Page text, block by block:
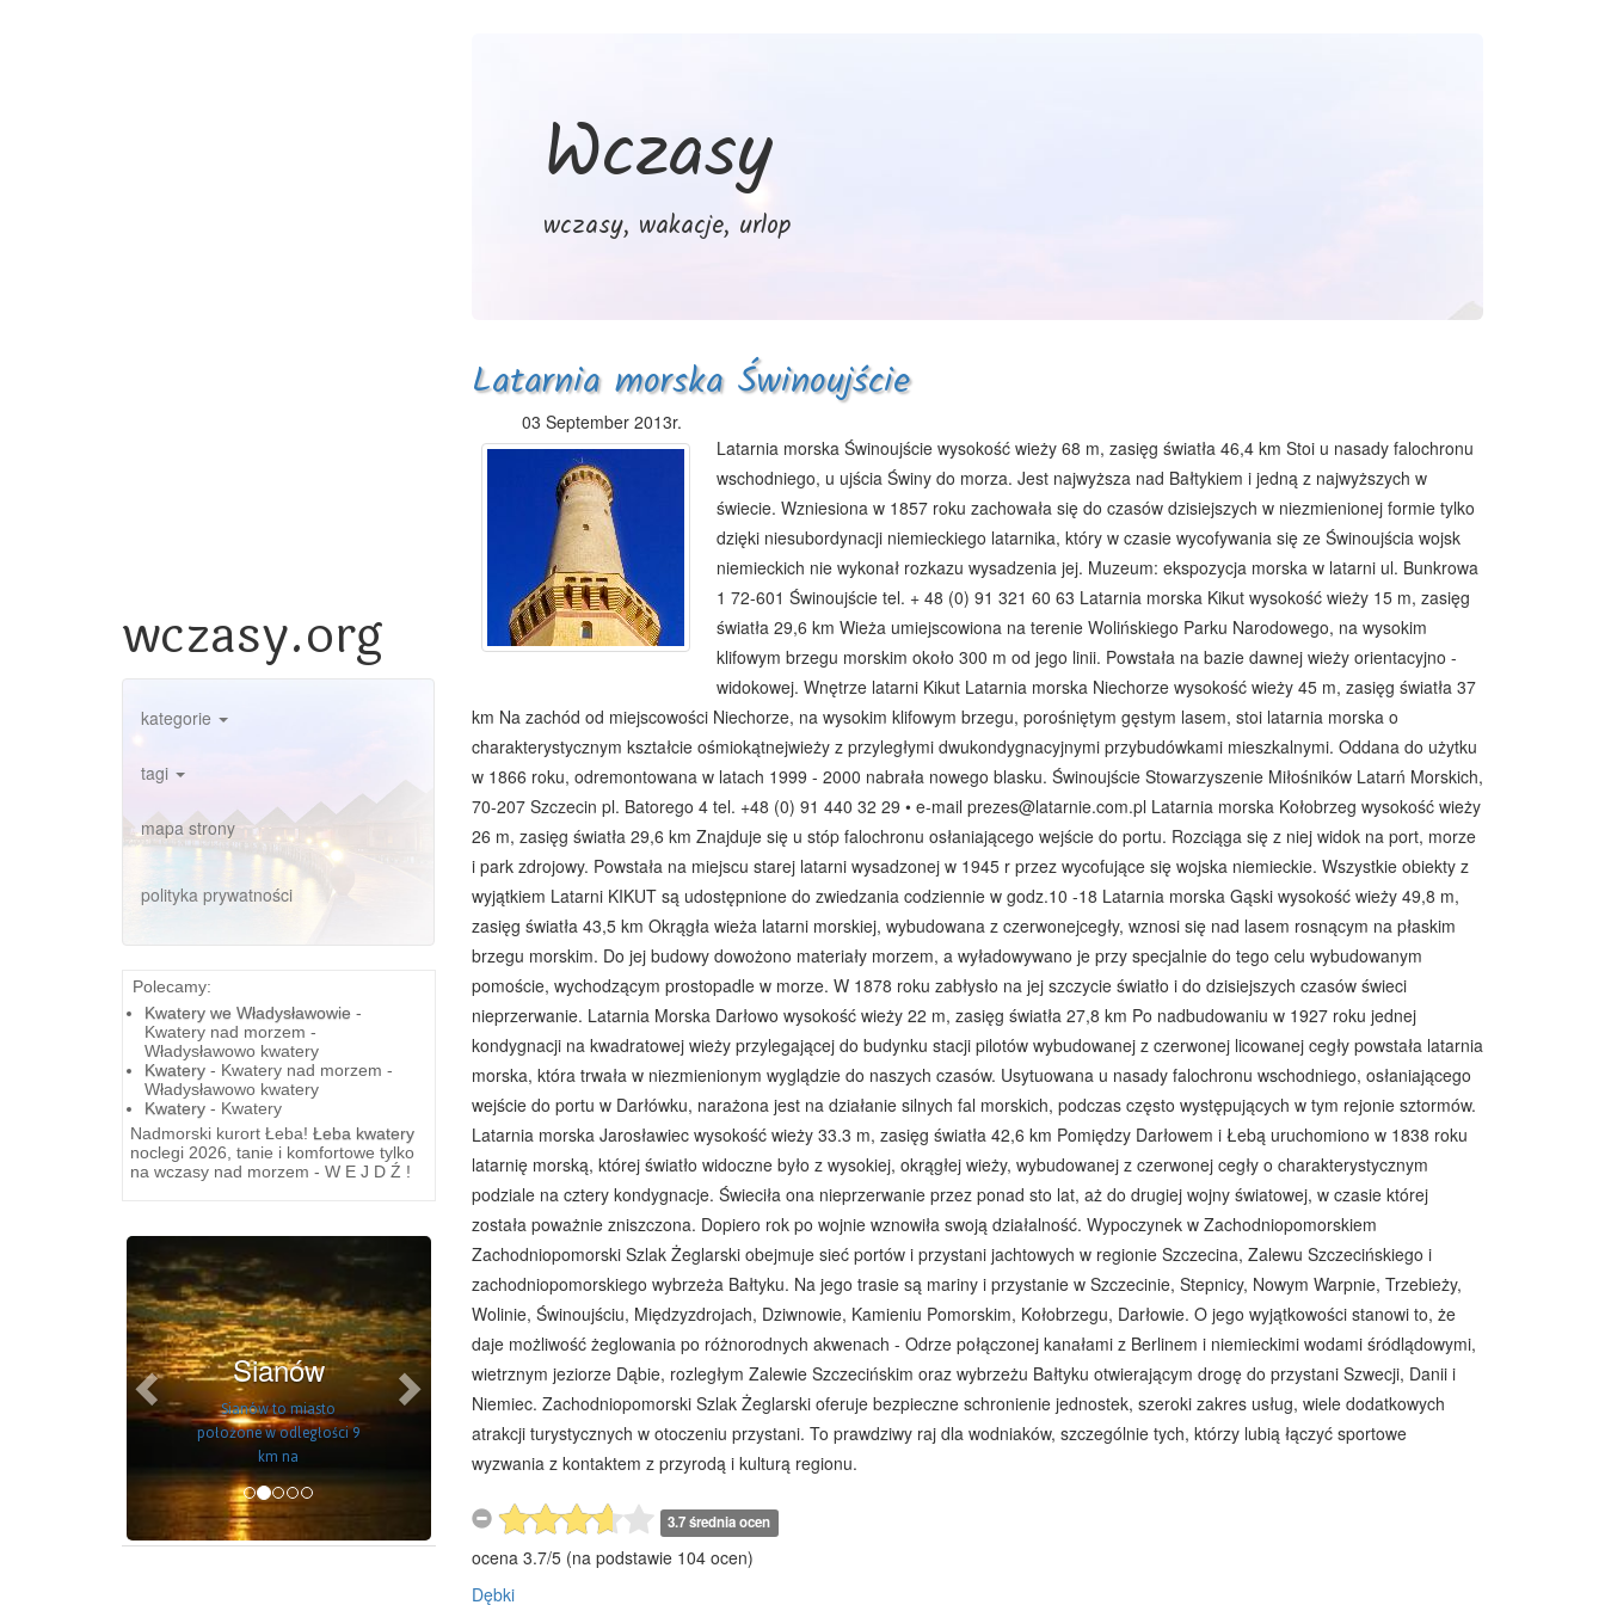
wczasy.org
kategorie
tagi
mapa strony
polityka prywatności
Polecamy:
Kwatery we Władysławowie -
Kwatery nad morzem -
Władysławowo kwatery
Kwatery - Kwatery nad morzem -
Władysławowo kwatery
Kwatery - Kwatery
Nadmorski kurort Łeba! Łeba kwatery
noclegi 2026, tanie i komfortowe tylko
na wczasy nad morzem - W E J D Ź !
Sianów
Sianów to miasto
położone w odległości 9
km na
Previous Next
Wczasy
wczasy, wakacje, urlop
Latarnia morska Świnoujście
03 September 2013r.
Latarnia morska Świnoujście wysokość wieży 68 m, zasięg światła 46,4 km Stoi u nasady falochronu
wschodniego, u ujścia Świny do morza. Jest najwyższa nad Bałtykiem i jedną z najwyższych w
świecie. Wzniesiona w 1857 roku zachowała się do czasów dzisiejszych w niezmienionej formie tylko
dzięki niesubordynacji niemieckiego latarnika, który w czasie wycofywania się ze Świnoujścia wojsk
niemieckich nie wykonał rozkazu wysadzenia jej. Muzeum: ekspozycja morska w latarni ul. Bunkrowa
1 72-601 Świnoujście tel. + 48 (0) 91 321 60 63 Latarnia morska Kikut wysokość wieży 15 m, zasięg
światła 29,6 km Wieża umiejscowiona na terenie Wolińskiego Parku Narodowego, na wysokim
klifowym brzegu morskim około 300 m od jego linii. Powstała na bazie dawnej wieży orientacyjno -
widokowej. Wnętrze latarni Kikut Latarnia morska Niechorze wysokość wieży 45 m, zasięg światła 37
km Na zachód od miejscowości Niechorze, na wysokim klifowym brzegu, porośniętym gęstym lasem, stoi latarnia morska o
charakterystycznym kształcie ośmiokątnejwieży z przyległymi dwukondygnacyjnymi przybudówkami mieszkalnymi. Oddana do użytku
w 1866 roku, odremontowana w latach 1999 - 2000 nabrała nowego blasku. Świnoujście Stowarzyszenie Miłośników Latarń Morskich,
70-207 Szczecin pl. Batorego 4 tel. +48 (0) 91 440 32 29 • e-mail prezes@latarnie.com.pl Latarnia morska Kołobrzeg wysokość wieży
26 m, zasięg światła 29,6 km Znajduje się u stóp falochronu osłaniającego wejście do portu. Rozciąga się z niej widok na port, morze
i park zdrojowy. Powstała na miejscu starej latarni wysadzonej w 1945 r przez wycofujące się wojska niemieckie. Wszystkie obiekty z
wyjątkiem Latarni KIKUT są udostępnione do zwiedzania codziennie w godz.10 -18 Latarnia morska Gąski wysokość wieży 49,8 m,
zasięg światła 43,5 km Okrągła wieża latarni morskiej, wybudowana z czerwonejcegły, wznosi się nad lasem rosnącym na płaskim
brzegu morskim. Do jej budowy dowożono materiały morzem, a wyładowywano je przy specjalnie do tego celu wybudowanym
pomoście, wychodzącym prostopadle w morze. W 1878 roku zabłysło na jej szczycie światło i do dzisiejszych czasów świeci
nieprzerwanie. Latarnia Morska Darłowo wysokość wieży 22 m, zasięg światła 27,8 km Po nadbudowaniu w 1927 roku jednej
kondygnacji na kwadratowej wieży przylegającej do budynku stacji pilotów wybudowanej z czerwonej licowanej cegły powstała latarnia
morska, która trwała w niezmienionym wyglądzie do naszych czasów. Usytuowana u nasady falochronu wschodniego, osłaniającego
wejście do portu w Darłówku, narażona jest na działanie silnych fal morskich, podczas często występujących w tym rejonie sztormów.
Latarnia morska Jarosławiec wysokość wieży 33.3 m, zasięg światła 42,6 km Pomiędzy Darłowem i Łebą uruchomiono w 1838 roku
latarnię morską, której światło widoczne było z wysokiej, okrągłej wieży, wybudowanej z czerwonej cegły o charakterystycznym
podziale na cztery kondygnacje. Świeciła ona nieprzerwanie przez ponad sto lat, aż do drugiej wojny światowej, w czasie której
została poważnie zniszczona. Dopiero rok po wojnie wznowiła swoją działalność. Wypoczynek w Zachodniopomorskiem
Zachodniopomorski Szlak Żeglarski obejmuje sieć portów i przystani jachtowych w regionie Szczecina, Zalewu Szczecińskiego i
zachodniopomorskiego wybrzeża Bałtyku. Na jego trasie są mariny i przystanie w Szczecinie, Stepnicy, Nowym Warpnie, Trzebieży,
Wolinie, Świnoujściu, Międzyzdrojach, Dziwnowie, Kamieniu Pomorskim, Kołobrzegu, Darłowie. O jego wyjątkowości stanowi to, że
daje możliwość żeglowania po różnorodnych akwenach - Odrze połączonej kanałami z Berlinem i niemieckimi wodami śródlądowymi,
wietrznym jeziorze Dąbie, rozległym Zalewie Szczecińskim oraz wybrzeżu Bałtyku otwierającym drogę do przystani Szwecji, Danii i
Niemiec. Zachodniopomorski Szlak Żeglarski oferuje bezpieczne schronienie jednostek, szeroki zakres usług, wiele dodatkowych
atrakcji turystycznych w otoczeniu przystani. To prawdziwy raj dla wodniaków, szczególnie tych, którzy lubią łączyć sportowe
wyzwania z kontaktem z przyrodą i kulturą regionu.
3.7 średnia ocen
ocena 3.7/5(na podstawie 104ocen)
Dębki